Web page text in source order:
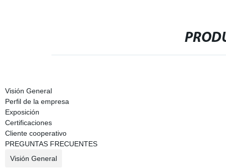
Visión General
Perfil de la empresa
Exposición
Certificaciones
Cliente cooperativo
PREGUNTAS FRECUENTES
Visión General